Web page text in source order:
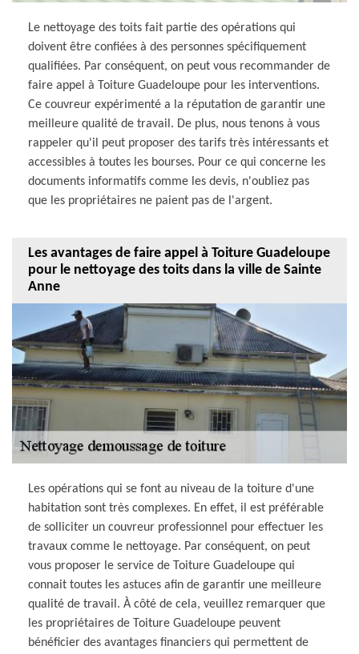
Le nettoyage des toits fait partie des opérations qui
doivent être confiées à des personnes spécifiquement
qualifiées. Par conséquent, on peut vous recommander de
faire appel à Toiture Guadeloupe pour les interventions.
Ce couvreur expérimenté a la réputation de garantir une
meilleure qualité de travail. De plus, nous tenons à vous
rappeler qu'il peut proposer des tarifs très intéressants et
accessibles à toutes les bourses. Pour ce qui concerne les
documents informatifs comme les devis, n'oubliez pas
que les propriétaires ne paient pas de l'argent.
Les avantages de faire appel à Toiture Guadeloupe
pour le nettoyage des toits dans la ville de Sainte
Anne
Les opérations qui se font au niveau de la toiture d'une
habitation sont très complexes. En effet, il est préférable
de solliciter un couvreur professionnel pour effectuer les
travaux comme le nettoyage. Par conséquent, on peut
vous proposer le service de Toiture Guadeloupe qui
connait toutes les astuces afin de garantir une meilleure
qualité de travail. À côté de cela, veuillez remarquer que
les propriétaires de Toiture Guadeloupe peuvent
bénéficier des avantages financiers qui permettent de